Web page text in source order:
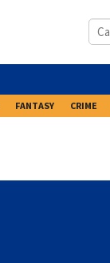
FANTASY CRIME